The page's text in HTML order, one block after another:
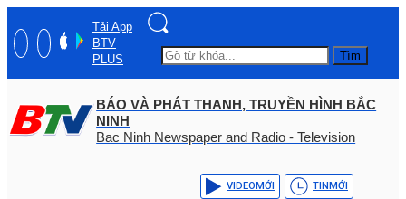
Tải App
BTV
PLUS
Tìm
BÁO VÀ PHÁT THANH, TRUYỀN HÌNH BẮC
NINH
Bac Ninh Newspaper and Radio - Television
VIDEOMỚI TINMỚI